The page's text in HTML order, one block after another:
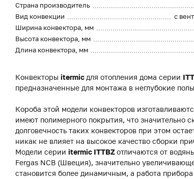
Страна производитель
Вид конвекции
с
Ширина конвектора, мм
Высота конвектора, мм
Длина конвектора, мм
Конвекторы itermic для отопления дома серии
предназначенные для монтажа в неглубокие
Короба этой модели конвекторов
имеют полимерного покрытия, что значительно
долговечность таких конвекторов при этом
никак не влияет на высокое качество сборки
Модели серии itermic ITTBZотличаются от
Fergas NCB (Швеция), значительно
становится более динамичным, а работа